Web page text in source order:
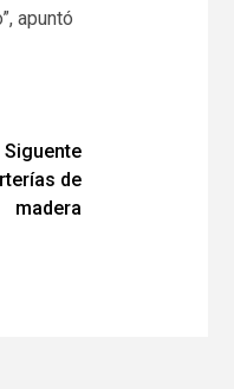
apuntó
Siguente
de
madera